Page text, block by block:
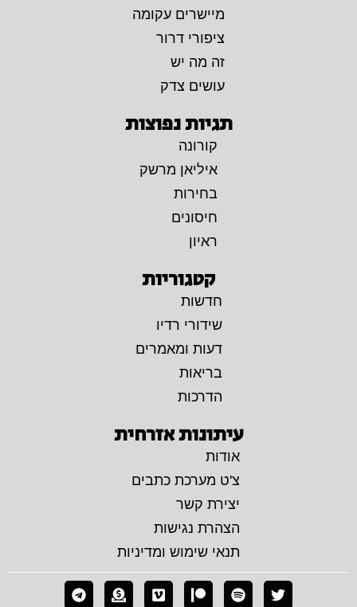
מיישרים עקומה
ציפורי דרור
זה מה יש
עושים צדק
תגיות נפוצות
קורונה
איליאן מרשק
בחירות
חיסונים
ראיון
קטגוריות
חדשות
שידורי רדיו
דעות ומאמרים
בריאות
הדרכות
עיתונות אזרחית
אודות
צ'ט מערכת כתבים
יצירת קשר
הצהרת נגישות
תנאי שימוש ומדיניות